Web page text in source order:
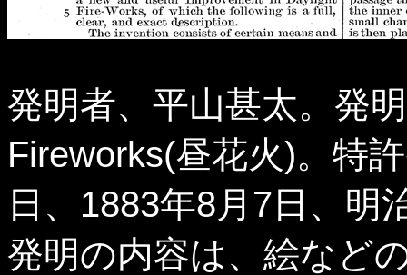
発明者、平山甚太。発
Fireworks(昼花火)。特
日、1883年8月7日、明
発明の内容は、絵など